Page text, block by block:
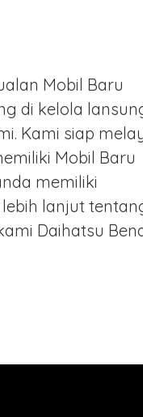
Mobil Baru
di kelola
Kami siap
Mobil Baru
memiliki
lanjut
Daihatsu